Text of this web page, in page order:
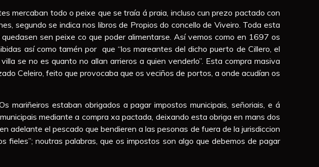
mercaban todo o peixe que se traía á praia, incluso cun prezo pactado con
segundo se indica nos libros de Propios do concello de Viveiro. Toda esta
sen peixe co que poder alimentarse. Así vemos como en 1697 os
así como tamén por que “los mareantes del dicho puerto de Cillero, el
se no es quanto no allan arrieros a quien venderlo”. Esta compra masiva
Celeiro, feito que provocaba que os veciños de portos, a onde acudían os
mariñeiros estaban obrigados a pagar impostos municipais, señoriais, e á
mediante a compra xa pactada, deixando esta obriga en mans dos
adelante el pescado que bendieren a las pesonas de fuera de la jurisdiccion
noutras palabras, que os impostos son algo que debemos de pagar